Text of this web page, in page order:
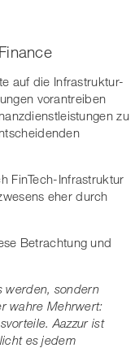
auf die Infrastruktur-
vorantreiben
zu
FinTech-Infrastruktur
eher durch
Betrachtung und
werden, sondern
wahre Mehrwert:
Aazzur ist
es jedem